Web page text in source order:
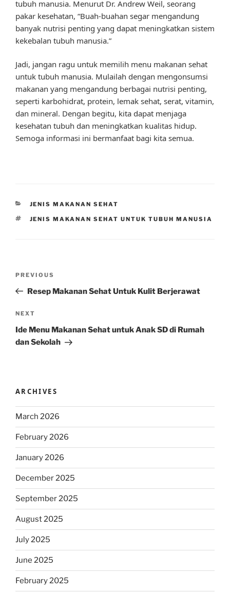
tubuh manusia. Menurut Dr. Andrew Weil, seorang
pakar kesehatan, “Buah-buahan segar mengandung
banyak nutrisi penting yang dapat meningkatkan sistem
kekebalan tubuh manusia.”
Jadi, jangan ragu untuk memilih menu makanan sehat
untuk tubuh manusia. Mulailah dengan mengonsumsi
makanan yang mengandung berbagai nutrisi penting,
seperti karbohidrat, protein, lemak sehat, serat, vitamin,
dan mineral. Dengan begitu, kita dapat menjaga
kesehatan tubuh dan meningkatkan kualitas hidup.
Semoga informasi ini bermanfaat bagi kita semua.
CATEGORIES
JENIS MAKANAN SEHAT
TAGS
JENIS MAKANAN SEHAT UNTUK TUBUH MANUSIA
Previous
Post
PREVIOUS
Resep Makanan Sehat Untuk Kulit Berjerawat
Next
Post
NEXT
Ide Menu Makanan Sehat untuk Anak SD di Rumah
dan Sekolah
ARCHIVES
March 2026
February 2026
January 2026
December 2025
September 2025
August 2025
July 2025
June 2025
February 2025